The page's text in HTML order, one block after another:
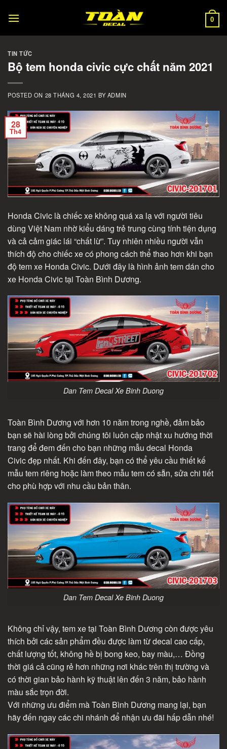
0
TIN TỨC
Bộ tem honda civic cực chất năm 2021
POSTED ON 28 THÁNG 4, 2021 BYADMIN
28
Th4
Honda Civic là chiếc xe không quá xa lạ với người tiêu
dùng Việt Nam nhờ kiểu dáng trẻ trung cùng tính tiện dụng
và cả cảm giác lái “chất lừ”. Tuy nhiên nhiều người vẫn
thích độ cho chiếc xe có phong cách thể thao hơn khi bạn
độ tem xe Honda Civic. Dưới đây là hình ảnh tem dán cho
xe Honda Civic tại Toàn Bình Dương.
Dan Tem Decal Xe Binh Duong
Toàn Bình Dương với hơn 10 năm trong nghề, đảm bảo
bạn sẽ hài lòng bởi chúng tôi luôn cập nhật xu hướng thời
trang để đem đến cho bạn những mẫu decal Honda
Civic đẹp nhất. Khi đến đây, bạn có thể yêu cầu thiết kế
mẫu tem riêng hoặc làm theo mẫu tem có sẵn, sửa chi tiết
cho phù hợp với nhu cầu bản thân.
Dan Tem Decal Xe Binh Duong
Không chỉ vậy, tem xe tại Toàn Bình Dương còn được yêu
thích bởi các sản phẩm đều được làm từ decal cao cấp,
chất lượng tốt, không hề bị bong keo, bay màu,… Đồng
thời giá cả cũng rẻ hơn những nơi khác trên thị trường và
có thời gian bảo hành kỹ thuật lên đến 3 năm, bảo hành
màu sắc trọn đời.
Với những ưu điểm mà Toàn Bình Dương mang lại, bạn
hãy đến ngay các chi nhánh để nhận ưu đãi hấp dẫn nhé!